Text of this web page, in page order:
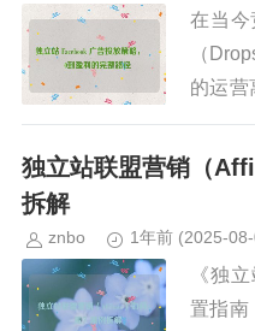
在当今
（
的运营
告平
独立站联盟营销（
拆解
znbo 1年前 (2025-
《独
置指南